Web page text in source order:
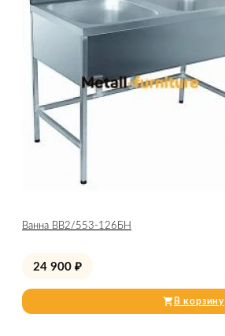
Ванна ВВ2/553-126БН
24 900 ₽
В корзину